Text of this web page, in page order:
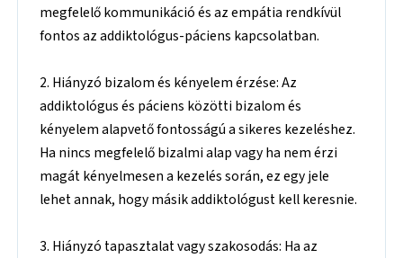
megfelelő kommunikáció és az empátia rendkívül
fontos az addiktológus-páciens kapcsolatban.
2. Hiányzó bizalom és kényelem érzése: Az
addiktológus és páciens közötti bizalom és
kényelem alapvető fontosságú a sikeres kezeléshez.
Ha nincs megfelelő bizalmi alap vagy ha nem érzi
magát kényelmesen a kezelés során, ez egy jele
lehet annak, hogy másik addiktológust kell keresnie.
3. Hiányzó tapasztalat vagy szakosodás: Ha az